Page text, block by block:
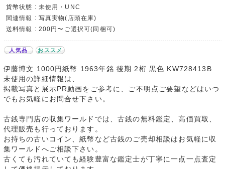
貨幣状態 : 未使用・UNC
関連情報 : 写真実物(店頭在庫)
送料情報 : 200円〜ご選択可(同梱可)
人気品 おススメ
伊藤博文 1000円紙幣 1963年銘 後期 2桁 黒色 KW728413B
未使用の詳細情報は、
掲載写真と展示PR動画をご参考に、ご不明点ご要望などはいつ
でもお気軽にお問合せ下さい。
古銭専門店の収集ワールドでは、古銭の無料鑑定、高価買取、
代理販売も行っております。
お持ちの古いコイン、紙幣など古銭のご売却相談はお気軽に収
集ワールドへご相談下さい。
古くても汚れていても経験豊富な鑑定士が丁寧に一点一点査定